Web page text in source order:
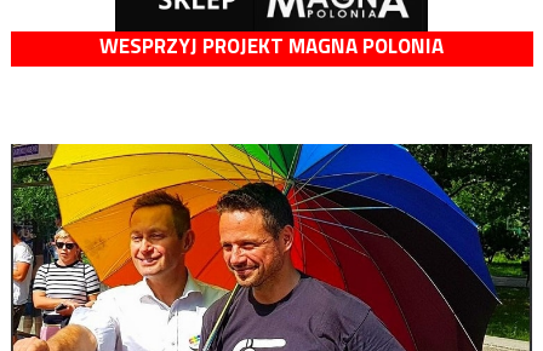
WESPRZYJ PROJEKT MAGNA POLONIA